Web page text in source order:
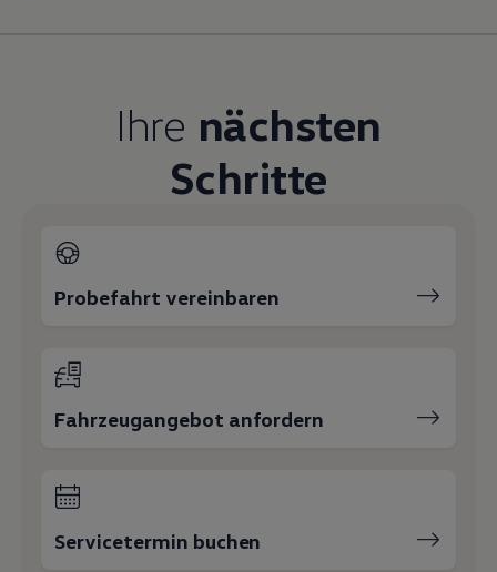
Volkswagen R
Pannen- und Unfallhilfe
Volkswagen Kundenbetreuung
Ihre nächsten
Schritte
Probefahrt vereinbaren
Fahrzeugangebot anfordern
Servicetermin buchen